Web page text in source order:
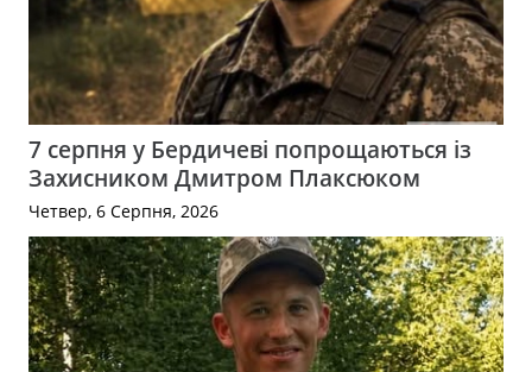
7 серпня у Бердичеві попрощаються із
Захисником Дмитром Плаксюком
Четвер, 6 Серпня, 2026